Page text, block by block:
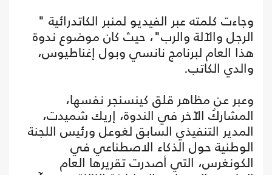
وجاءت كلمته عبر الفيديو لمنبر الكاتدرائية "
الرجل والآلة والرب"، حيث كان موضوع ندوة
هذا العام لبرنامج نانسي وبول إغناطيوس،
والدي الكاتب.
وعبر عن مظاهر قلق كينسنجر نفسها،
المشاركُ الآخر في الندوة، إريك شميدت،
المدير التنفيذي السابق لغوعل ورئيس اللجنة
الوطنية حول الذكاء الاصطناعي في
الكونغرس، التي أصدرت تقريرها العام